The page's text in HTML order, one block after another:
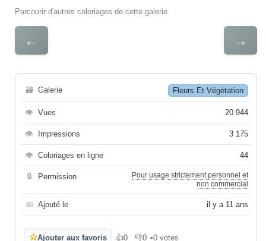
Parcourir d'autres coloriages de cette galerie
← →
🗃 Galerie Fleurs Et Végétation
👁 Vues 20 944
👁 Impressions 3 175
👁 Coloriages en ligne 44
🔒 Permission
Pour usage strictement personnel et
non commercial
📅 Ajouté le il y a 11 ans
☆Ajouter aux favoris 👍0 👎0 •0 votes